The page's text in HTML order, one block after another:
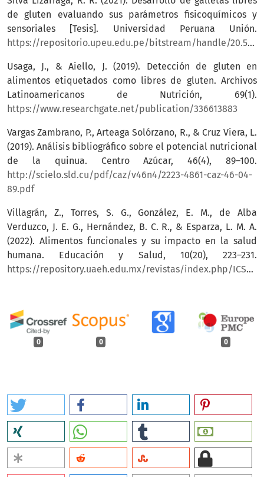
0 0 0
de gluten evaluando sus parámetros fisicoquímicos y
sensoriales [Tesis]. Universidad Peruana Unión.
https://repositorio.upeu.edu.pe/bitstream/handle/20.500.12840/5211/
Usaga, J., & Aiello, J. (2019). Detección de gluten en
alimentos etiquetados como libres de gluten. Archivos
Latinoamericanos de Nutrición, 69(1).
https://www.researchgate.net/publication/336613883
Vargas Zambrano, P., Arteaga Solórzano, R., & Cruz Viera, L.
(2019). Análisis bibliográfico sobre el potencial nutricional
de la quinua. Centro Azúcar, 46(4), 89–100.
http://scielo.sld.cu/pdf/caz/v46n4/2223-4861-caz-46-04-
89.pdf
Villagrán, Z., Torres, S. G., González, E. M., de Alba
Verduzco, J. E. G., Hernández, B. C. R., & Esparza, L. M. A.
(2022). Alimentos funcionales y su impacto en la salud
humana. Educación y Salud, 10(20), 223–231.
https://repository.uaeh.edu.mx/revistas/index.php/ICSA/article/view/7806/8979